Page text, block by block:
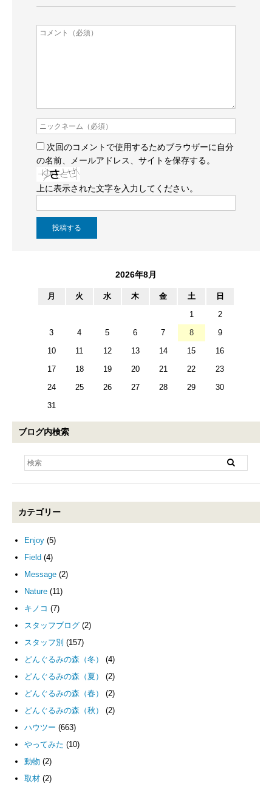
次回のコメントで使用するためブラウザーに自分
の名前、メールアドレス、サイトを保存する。
上に表示された文字を入力してください。
2026年8月
月 火 水 木 金 土
日
1
2
3
4 5 6 7 8
9
10
11 12 13 14 15
16
17
18 19 20 21 22
23
24
25 26 27 28 29
30
31
ブログ内検索
カテゴリー
Enjoy (5)
Field (4)
Message (2)
Nature (11)
キノコ (7)
スタッフブログ (2)
スタッフ別 (157)
どんぐるみの森（冬）
(4)
どんぐるみの森（夏）
(2)
どんぐるみの森（春）
(2)
どんぐるみの森（秋）
(2)
ハウツー (663)
やってみた (10)
動物 (2)
取材 (2)